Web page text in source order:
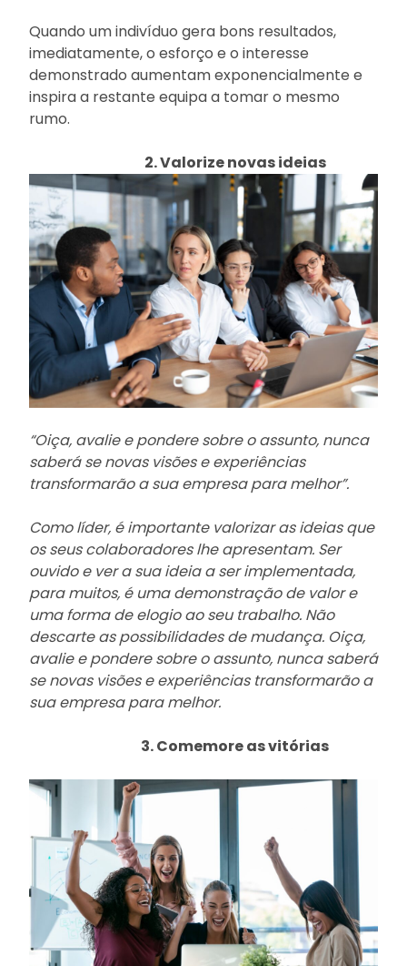
Quando um indivíduo gera bons resultados,
imediatamente, o esforço e o interesse
demonstrado aumentam exponencialmente e
inspira a restante equipa a tomar o mesmo
rumo.
2. Valorize novas ideias
“Oiça, avalie e pondere sobre o assunto, nunca
saberá se novas visões e experiências
transformarão a sua empresa para melhor”.
Como líder, é importante valorizar as ideias que
os seus colaboradores lhe apresentam. Ser
ouvido e ver a sua ideia a ser implementada,
para muitos, é uma demonstração de valor e
uma forma de elogio ao seu trabalho. Não
descarte as possibilidades de mudança. Oiça,
avalie e pondere sobre o assunto, nunca saberá
se novas visões e experiências transformarão a
sua empresa para melhor.
3. Comemore as vitórias